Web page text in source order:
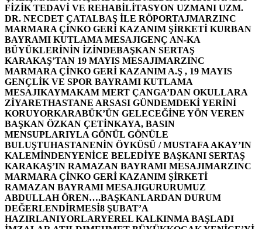
FİZİK TEDAVİ VE REHABİLİTASYON UZMANI UZM.
DR. NECDET ÇATALBAŞ İLE RÖPORTAJMARZINC
MARMARA ÇİNKO GERİ KAZANIM ŞİRKETİ KURBAN
BAYRAMI KUTLAMA MESAJIGENÇ AN-KA
BÜYÜKLERİNİN İZİNDEBAŞKAN SERTAŞ
KARAKAŞ’TAN 19 MAYIS MESAJIMARZINC
MARMARA ÇİNKO GERİ KAZANIM A.Ş , 19 MAYIS
GENÇLİK VE SPOR BAYRAMI KUTLAMA
MESAJIKAYMAKAM MERT ÇANGA’DAN OKULLARA
ZİYARETHASTANE ARSASI GÜNDEMDEKİ YERİNİ
KORUYORKARABÜK’ÜN GELECEĞİNE YÖN VEREN
BAŞKAN ÖZKAN ÇETİNKAYA, BASIN
MENSUPLARIYLA GÖNÜL GÖNÜLE
BULUŞTUHASTANENİN ÖYKÜSÜ / MUSTAFA AKAY’IN
KALEMİNDENYENİCE BELEDİYE BAŞKANI SERTAŞ
KARAKAŞ’IN RAMAZAN BAYRAMI MESAJIMARZINC
MARMARA ÇİNKO GERİ KAZANIM ŞİRKETİ
RAMAZAN BAYRAMI MESAJIGURURUMUZ
ABDULLAH ÖREN….BAŞKANLARDAN DURUM
DEĞERLENDİRMESİ8 ŞUBAT’A
HAZIRLANIYORLARYEREL KALKINMA BAŞLADI